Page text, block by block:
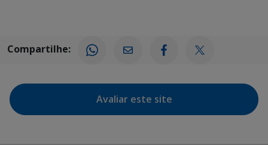
Compartilhe:
Avaliar este site